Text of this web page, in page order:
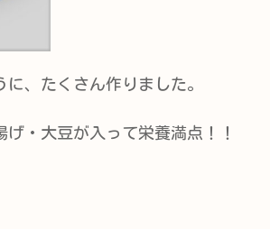
、たくさん作りました。
・大豆が入って栄養満点！！